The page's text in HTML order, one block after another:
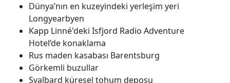
Dünya’nın en kuzeyindeki yerleşim yeri
Longyearbyen
Kapp Linné'deki Isfjord Radio Adventure
Hotel’de konaklama
Rus maden kasabası Barentsburg
Görkemli buzullar
Svalbard küresel tohum deposu